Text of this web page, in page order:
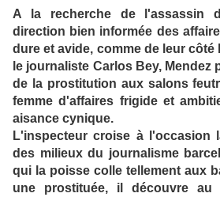
A la recherche de l'assassin
direction bien informée des
dure et avide, comme de leur
le journaliste Carlos Bey, Mendez
de la prostitution aux salons
femme d'affaires frigide et
aisance cynique.
L'inspecteur croise à l'occasion
des milieux du journalisme
qui la poisse colle tellement aux
une prostituée, il découvre